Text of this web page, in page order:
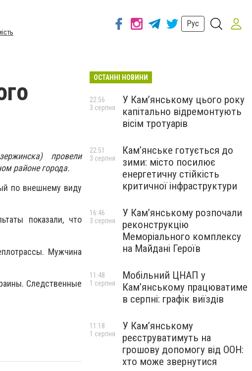
Рус
провели
районе города.
по внешнему виду
показали, что
Мужчина
Следственные
ОСТАННІ НОВИНИ
У Кам’янському цього року
капітально відремонтують
вісім тротуарів
22:56
3 серпня
Кам’янське готується до
зими: місто посилює
енергетичну стійкість
критичної інфраструктури
22:51
3 серпня
У Кам’янському розпочали
реконструкцію
Меморіального комплексу
на Майдані Героїв
16:46
3 серпня
Мобільний ЦНАП у
Кам’янському працюватиме
в серпні: графік виїздів
11:48
1 серпня
У Кам’янському
реєструватимуть на
грошову допомогу від ООН:
хто може звернутися
11:18
1 серпня